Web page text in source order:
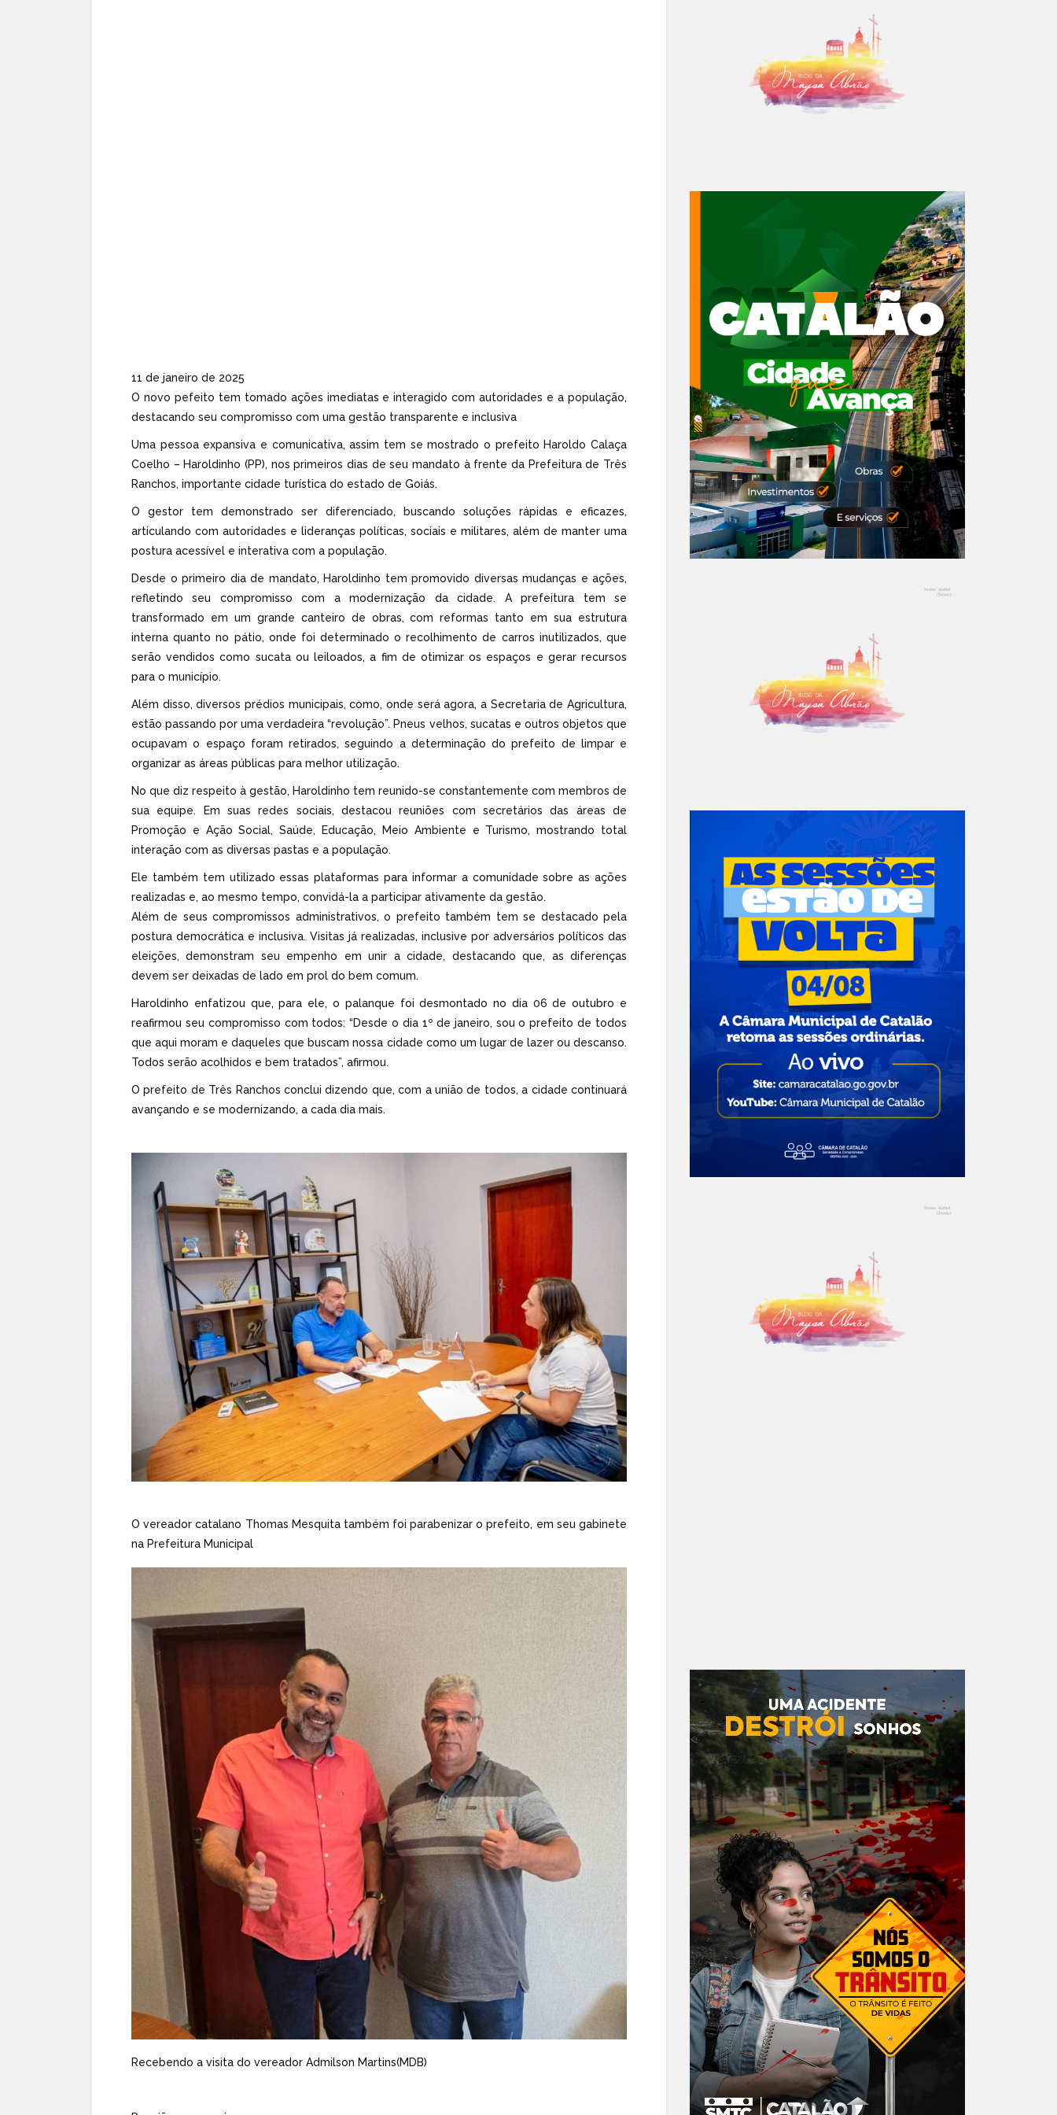
11 de janeiro de 2025
O novo pefeito tem tomado ações imediatas e interagido com autoridades e a população,
destacando seu compromisso com uma gestão transparente e inclusiva
Uma pessoa expansiva e comunicativa, assim tem se mostrado o prefeito Haroldo Calaça
Coelho – Haroldinho (PP), nos primeiros dias de seu mandato à frente da Prefeitura de Três
Ranchos, importante cidade turística do estado de Goiás.
O gestor tem demonstrado ser diferenciado, buscando soluções rápidas e eficazes,
articulando com autoridades e lideranças políticas, sociais e militares, além de manter uma
postura acessível e interativa com a população.
Desde o primeiro dia de mandato, Haroldinho tem promovido diversas mudanças e ações,
refletindo seu compromisso com a modernização da cidade. A prefeitura tem se
transformado em um grande canteiro de obras, com reformas tanto em sua estrutura
interna quanto no pátio, onde foi determinado o recolhimento de carros inutilizados, que
serão vendidos como sucata ou leiloados, a fim de otimizar os espaços e gerar recursos
para o município.
Além disso, diversos prédios municipais, como, onde será agora, a Secretaria de Agricultura,
estão passando por uma verdadeira “revolução”. Pneus velhos, sucatas e outros objetos que
ocupavam o espaço foram retirados, seguindo a determinação do prefeito de limpar e
organizar as áreas públicas para melhor utilização.
No que diz respeito à gestão, Haroldinho tem reunido-se constantemente com membros de
sua equipe. Em suas redes sociais, destacou reuniões com secretários das áreas de
Promoção e Ação Social, Saúde, Educação, Meio Ambiente e Turismo, mostrando total
interação com as diversas pastas e a população.
Ele também tem utilizado essas plataformas para informar a comunidade sobre as ações
realizadas e, ao mesmo tempo, convidá-la a participar ativamente da gestão.
Além de seus compromissos administrativos, o prefeito também tem se destacado pela
postura democrática e inclusiva. Visitas já realizadas, inclusive por adversários políticos das
eleições, demonstram seu empenho em unir a cidade, destacando que, as diferenças
devem ser deixadas de lado em prol do bem comum.
Haroldinho enfatizou que, para ele, o palanque foi desmontado no dia 06 de outubro e
reafirmou seu compromisso com todos: “Desde o dia 1º de janeiro, sou o prefeito de todos
que aqui moram e daqueles que buscam nossa cidade como um lugar de lazer ou descanso.
Todos serão acolhidos e bem tratados”, afirmou.
O prefeito de Três Ranchos conclui dizendo que, com a união de todos, a cidade continuará
avançando e se modernizando, a cada dia mais.
O vereador catalano Thomas Mesquita também foi parabenizar o prefeito, em seu gabinete
na Prefeitura Municipal
Recebendo a visita do vereador Admilson Martins(MDB)